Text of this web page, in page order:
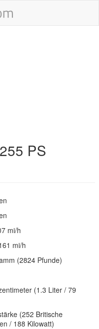
PS
mi/h
mi/h
(2824 Pfunde)
(1.3 Liter / 79
(252 Britische
/ 188 Kilowatt)